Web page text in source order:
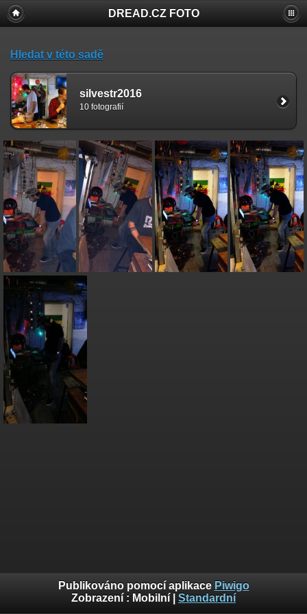
DREAD.CZ FOTO
Hledat v této sadě
silvestr2016
10 fotografií
Publikováno pomocí aplikace Piwigo
Zobrazení : Mobilní Standardní